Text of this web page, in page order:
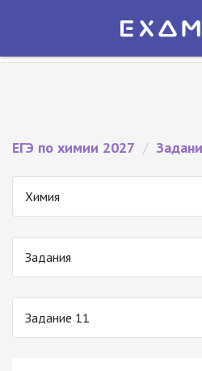
Экзамер — ЕГЭ 2027
ЕГЭ по химии 2027 /
Химия
Задания
Задание 11